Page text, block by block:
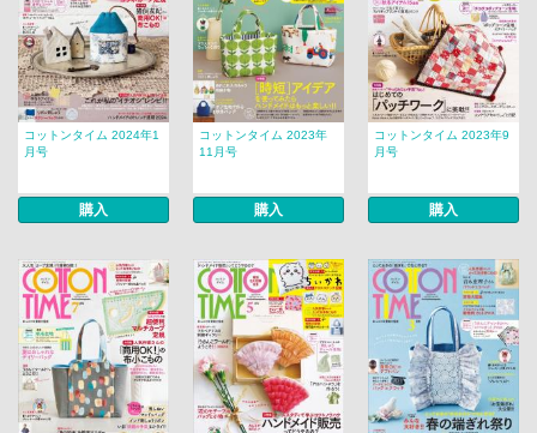
コットンタイム 2024年1
月号
購入
コットンタイム 2023年
11月号
購入
コットンタイム 2023年9
月号
購入